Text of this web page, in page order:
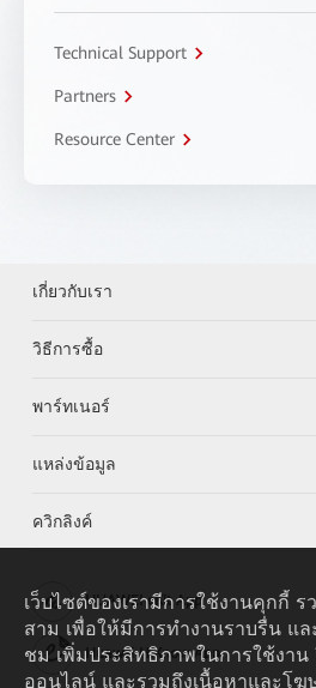
Technical Support
Partners
Resource Center
เกี่ยวกับเรา
วิธีการซื้อ
พาร์ทเนอร์
แหล่งข้อมูล
ควิกลิงค์
HUAWEI eKit App
Huawei HiKnow App
เว็บไซต์ของเรามีการใช้งานคุกกี้
สาม เพื่อให้มีการทำงานราบรื่น แล
ชม เพิ่มประสิทธิภาพในการใช้งาน
ออนไลน์ และรวมถึงเนื้อหาและโ